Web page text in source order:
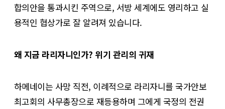
합의안을 통과시킨 주역으로, 서방 세계에도 영리하고 실
용적인 협상가로 잘 알려져 있습니다.
왜 지금 라리자니인가? 위기 관리의 귀재
하메네이는 사망 직전, 이례적으로 라리자니를 국가안보
최고회의 사무총장으로 재등용하며 그에게 국정의 전권